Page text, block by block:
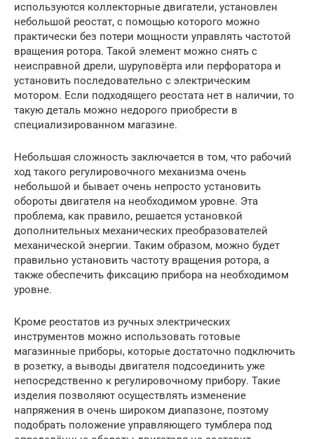
используются коллекторные двигатели, установлен
небольшой реостат, с помощью которого можно
практически без потери мощности управлять частотой
вращения ротора. Такой элемент можно снять с
неисправной дрели, шуруповёрта или перфоратора и
установить последовательно с электрическим
мотором. Если подходящего реостата нет в наличии, то
такую деталь можно недорого приобрести в
специализированном магазине.
Небольшая сложность заключается в том, что рабочий
ход такого регулировочного механизма очень
небольшой и бывает очень непросто установить
обороты двигателя на необходимом уровне. Эта
проблема, как правило, решается установкой
дополнительных механических преобразователей
механической энергии. Таким образом, можно будет
правильно установить частоту вращения ротора, а
также обеспечить фиксацию прибора на необходимом
уровне.
Кроме реостатов из ручных электрических
инструментов можно использовать готовые
магазинные приборы, которые достаточно подключить
в розетку, а выводы двигателя подсоединить уже
непосредственно к регулировочному прибору. Такие
изделия позволяют осуществлять изменение
напряжения в очень широком диапазоне, поэтому
подобрать положение управляющего тумблера под